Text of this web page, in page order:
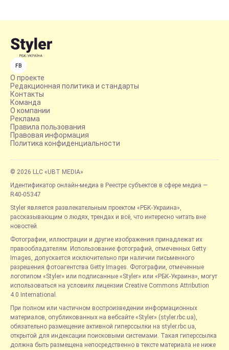
FB
О проекте
Редакционная политика и стандарты
Контакты
Команда
О компании
Реклама
Правила пользования
Правовая информация
Политика конфиденциальности
© 2026 LLC «UBT MEDIA»
Идентификатор онлайн-медиа в Реестре субъектов в сфере медиа —
R40-05347
Styler является развлекательным проектом «РБК-Украина»,
рассказывающим о людях, трендах и всё, что интересно читать вне
новостей.
Фотографии, иллюстрации и другие изображения принадлежат их
правообладателям. Использование фотографий, отмеченных Getty
Images, допускается исключительно при наличии письменного
разрешения фотоагентства Getty Images. Фотографии, отмеченные
логотипом «Styler» или подписанные «Styler» или «РБК-Украина», могут
использоваться на условиях лицензии Creative Commons Attribution
4.0 International.
При полном или частичном воспроизведении информационных
материалов, опубликованных на вебсайте «Styler» (styler.rbc.ua),
обязательно размещение активной гиперссылки на styler.rbc.ua,
открытой для индексации поисковыми системами. Такая гиперссылка
должна быть размещена непосредственно в тексте материала не ниже